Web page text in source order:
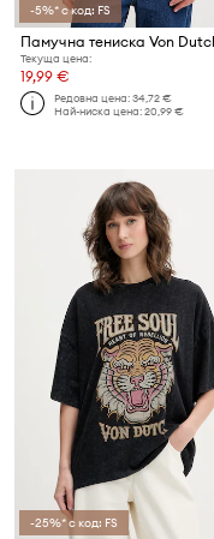
-5%* с код: FS
Памучна тениска Von
Текуща цена:
19,99 €
Редовна цена:34,72 €
Най-ниска цена:20,99 €
-25%* с код: FS